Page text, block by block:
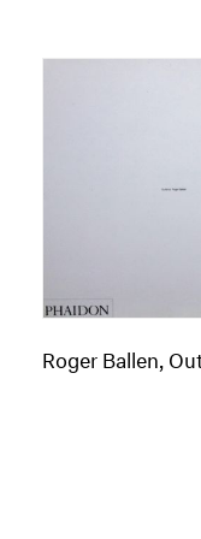
Roger Ballen,